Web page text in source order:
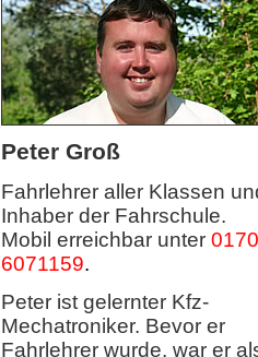
Peter Groß
Fahrlehrer aller Klassen
Inhaber der Fahrschule.
Mobil erreichbar unter
6071159.
Peter ist gelernter Kfz-
Mechatroniker. Bevor er
Fahrlehrer wurde, war er